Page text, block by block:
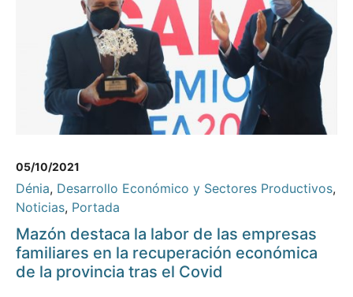
05/10/2021
Dénia, Desarrollo Económico y Sectores Productivos,
Noticias, Portada
Mazón destaca la labor de las empresas
familiares en la recuperación económica
de la provincia tras el Covid